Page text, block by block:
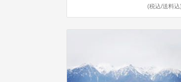
(税込/送料込